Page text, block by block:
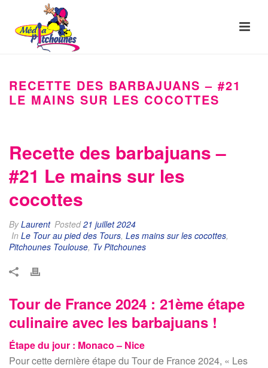
RECETTE DES BARBAJUANS – #21
LE MAINS SUR LES COCOTTES
Recette des barbajuans –
#21 Le mains sur les
cocottes
ByLaurent Posted21 juillet 2024
In Le Tour au pied des Tours, Les mains sur les cocottes,
Pitchounes Toulouse, Tv Pitchounes
Tour de France 2024 : 21ème étape
culinaire avec les barbajuans !
Étape du jour : Monaco – Nice
Pour cette dernière étape du Tour de France 2024, « Les